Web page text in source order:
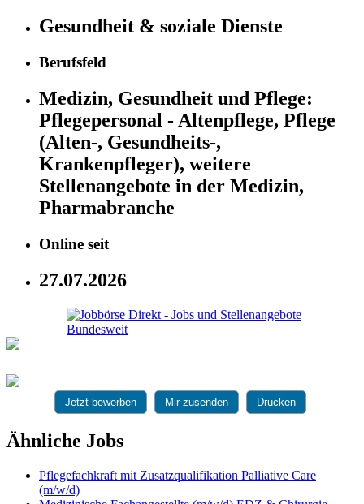
Gesundheit & soziale Dienste
Berufsfeld
Medizin, Gesundheit und Pflege:
Pflegepersonal - Altenpflege, Pflege
(Alten-, Gesundheits-,
Krankenpfleger), weitere
Stellenangebote in der Medizin,
Pharmabranche
Online seit
27.07.2026
Jetzt bewerben Mir zusenden Drucken
Ähnliche Jobs
Pflegefachkraft mit Zusatzqualifikation Palliative Care
(m/w/d)